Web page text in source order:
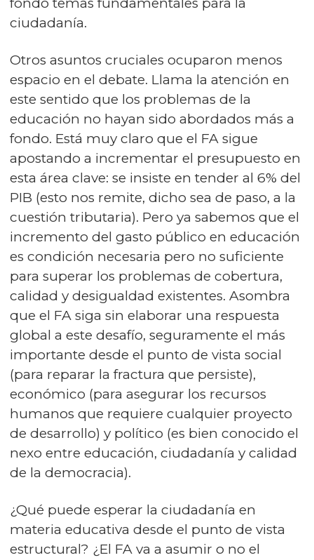
ciudadanía.
Otros asuntos cruciales ocuparon menos
espacio en el debate. Llama la atención en
este sentido que los problemas de la
educación no hayan sido abordados más a
fondo. Está muy claro que el FA sigue
apostando a incrementar el presupuesto en
esta área clave: se insiste en tender al 6% del
PIB (esto nos remite, dicho sea de paso, a la
cuestión tributaria). Pero ya sabemos que el
incremento del gasto público en educación
es condición necesaria pero no suficiente
para superar los problemas de cobertura,
calidad y desigualdad existentes. Asombra
que el FA siga sin elaborar una respuesta
global a este desafío, seguramente el más
importante desde el punto de vista social
(para reparar la fractura que persiste),
económico (para asegurar los recursos
humanos que requiere cualquier proyecto
de desarrollo) y político (es bien conocido el
nexo entre educación, ciudadanía y calidad
de la democracia).
¿Qué puede esperar la ciudadanía en
materia educativa desde el punto de vista
estructural? ¿El FA va a asumir o no el